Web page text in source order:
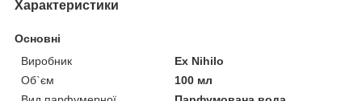
Характеристики
Основні
Виробник
Ex Nihilo
Об`єм
100 мл